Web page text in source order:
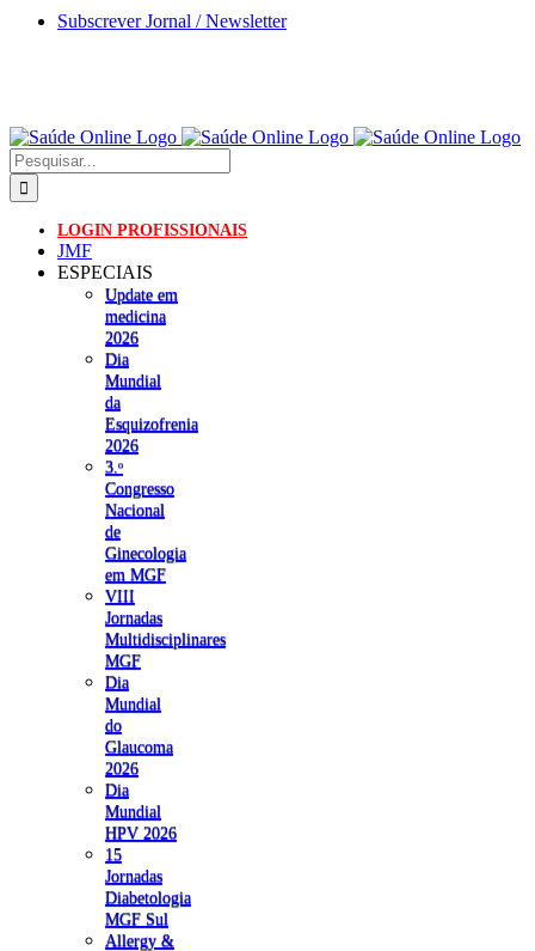
Skip
Subscrever Jornal / Newsletter
Pesquisar
LOGIN PROFISSIONAIS
JMF
ESPECIAIS
Update em
medicina
2026
Dia
Mundial
da
Esquizofrenia
2026
3.ᵒ
Congresso
Nacional
de
Ginecologia
em MGF
VIII
Jornadas
Multidisciplinares
MGF
Dia
Mundial
do
Glaucoma
2026
Dia
Mundial
HPV 2026
15
Jornadas
Diabetologia
MGF Sul
Allergy &